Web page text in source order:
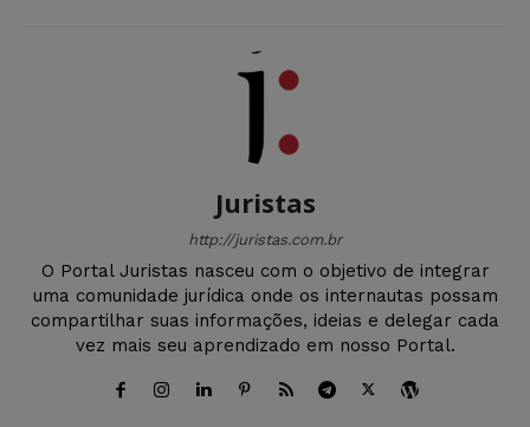
Juristas
http://juristas.com.br
O Portal Juristas nasceu com o objetivo de integrar
uma comunidade jurídica onde os internautas possam
compartilhar suas informações, ideias e delegar cada
vez mais seu aprendizado em nosso Portal.